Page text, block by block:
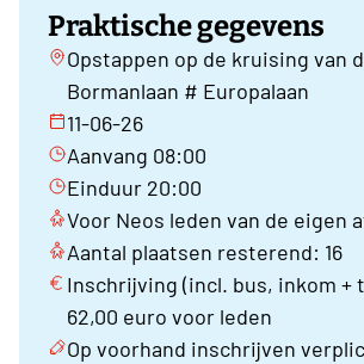
Praktische gegevens
Opstappen op de kruising van
Bormanlaan # Europalaan
11-06-26
Aanvang 08:00
Einduur 20:00
Voor Neos leden van de eigen
Aantal plaatsen resterend: 16
Inschrijving (incl. bus, inkom +
62,00 euro voor leden
Op voorhand inschrijven